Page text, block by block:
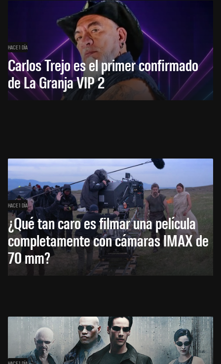
HACE 1 DÍA
Carlos Trejo es el primer confirmado
de La Granja VIP 2
HACE 1 DÍA
¿Qué tan caro es filmar una película
completamente con cámaras IMAX de
70 mm?